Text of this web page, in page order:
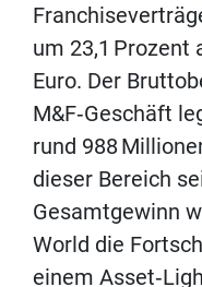
um 23,1 Prozent
Euro. Der
M&F‑Geschäft
rund 988
dieser Bereich
Gesamtgewinn
World die
einem